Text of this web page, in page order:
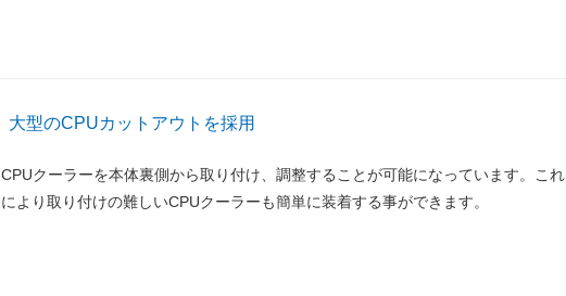
大型のCPUカットアウトを採用
CPUクーラーを本体裏側から取り付け、調整することが可能になっています。これ
により取り付けの難しいCPUクーラーも簡単に装着する事ができます。